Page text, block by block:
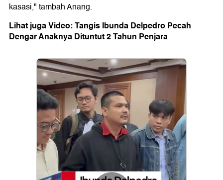
kasasi," tambah Anang.
Lihat juga Video: Tangis Ibunda Delpedro Pecah
Dengar Anaknya Dituntut 2 Tahun Penjara